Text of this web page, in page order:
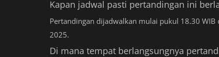
Kapan jadwal pasti pertandingan ini
Pertandingan dijadwalkan mulai pukul 18.30
2025.
Di mana tempat berlangsungnya